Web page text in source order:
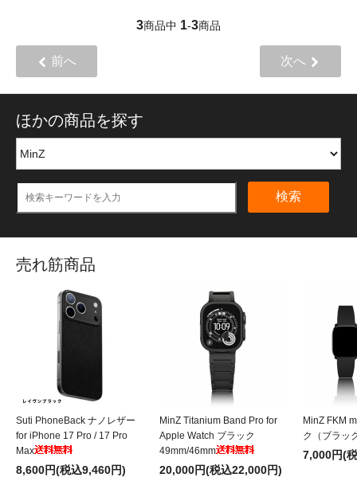
3商品中 1-3商品
前へ 次へ
ほかの商品を探す
検索
売れ筋商品
Suti PhoneBack ナノレザー
for iPhone 17 Pro / 17 Pro
Max
8,600円(税込9,460円)
MinZ Titanium Band Pro for
Apple Watch ブラック
49mm/46mm
20,000円(税込22,000円)
MinZ FKM
ク（ブラッ
7,000円(